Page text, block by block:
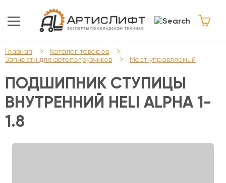
Главная
Каталог товаров
Запчасти для автопогрузчиков
Мост управляемый
ПОДШИПНИК СТУПИЦЫ
ВНУТРЕННИЙ HELI ALPHA 1-
1.8